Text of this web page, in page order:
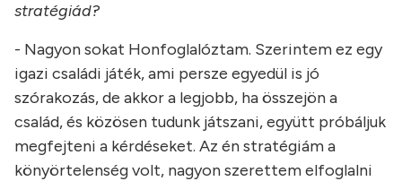
stratégiád?
- Nagyon sokat Honfoglalóztam. Szerintem ez egy
igazi családi játék, ami persze egyedül is jó
szórakozás, de akkor a legjobb, ha összejön a
család, és közösen tudunk játszani, együtt próbáljuk
megfejteni a kérdéseket. Az én stratégiám a
könyörtelenség volt, nagyon szerettem elfoglalni